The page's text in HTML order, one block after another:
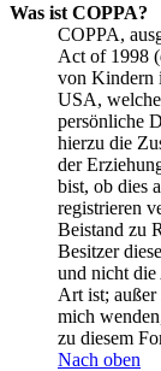
Was ist COPPA?
COPPA,
Act of 1998
von Kindern
USA,
persönliche
hierzu die
der
bist, ob dies
registrieren
Beistand zu
Besitzer
und nicht die
Art ist;
mich
zu diesem
Nach oben